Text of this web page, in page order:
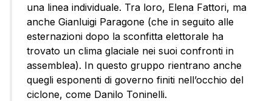
una linea individuale. Tra loro, Elena Fattori, ma
anche Gianluigi Paragone (che in seguito alle
esternazioni dopo la sconfitta elettorale ha
trovato un clima glaciale nei suoi confronti in
assemblea). In questo gruppo rientrano anche
quegli esponenti di governo finiti nell’occhio del
ciclone, come Danilo Toninelli.